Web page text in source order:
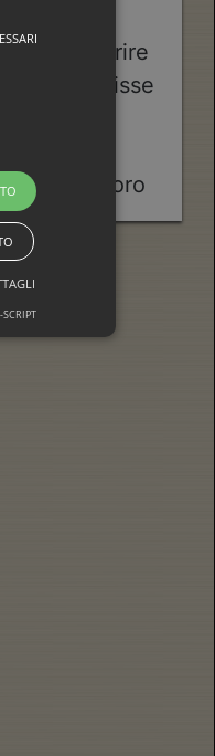
posso offrire
si offrisse
prima
d'oro
SCRIPT